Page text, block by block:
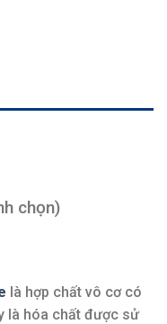
chọn)
là hợp chất vô cơ có
là hóa chất được sử